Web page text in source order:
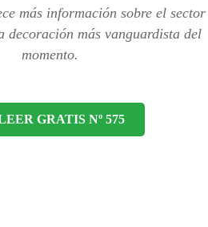
más información sobre el sector
decoración más vanguardista del
momento.
GRATIS Nº 575